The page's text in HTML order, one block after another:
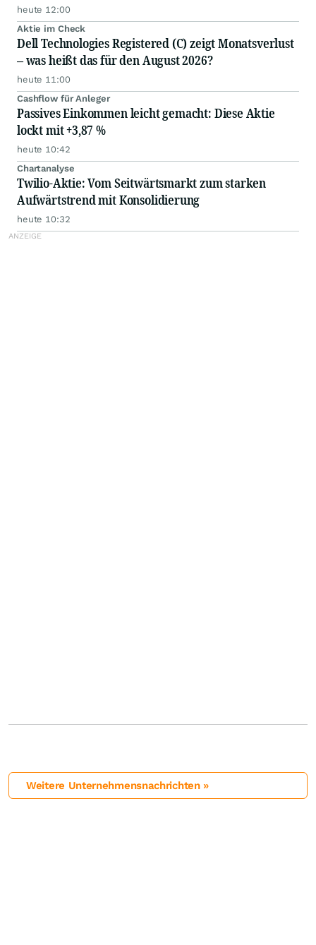
heute 12:00
Aktie im Check
Dell Technologies Registered (C) zeigt Monatsverlust
– was heißt das für den August 2026?
heute 11:00
Cashflow für Anleger
Passives Einkommen leicht gemacht: Diese Aktie
lockt mit +3,87 %
heute 10:42
Chartanalyse
Twilio-Aktie: Vom Seitwärtsmarkt zum starken
Aufwärtstrend mit Konsolidierung
heute 10:32
Weitere Unternehmensnachrichten »